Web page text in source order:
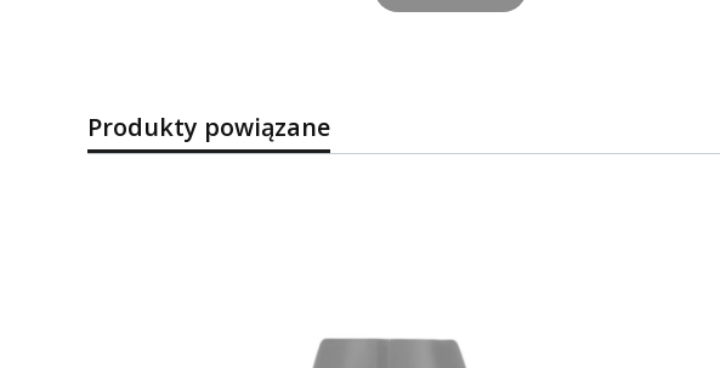
Produkty powiązane